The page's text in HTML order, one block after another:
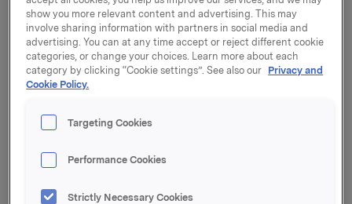
Den nye nordiske strukturen for snacks, Chips
Scandinavian Company, viser positiv
resultatutvikling. Nyervervede Superfish i Polen har
også hatt en god start, og utvikler seg bedre enn
forutsetningene, men som tidligere påpekt vil
effekt på resultatet etter goodwillavskrivninger og
show you more relevant content and advertising. This may
involve sharing information with partners in social media and
advertising. You can at any time accept or reject different cookie
categories, or change your choices. Learn more about each
category by clicking “Cookie settings”. See also our Privacy and
Cookie Policy.
Targeting Cookies
Performance Cookies
Strictly Necessary Cookies